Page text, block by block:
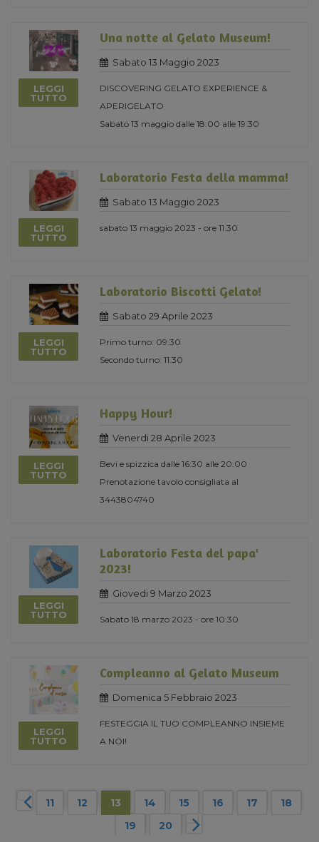
LEGGI
TUTTO
Una notte al Gelato Museum!
Sabato 13 Maggio 2023
DISCOVERING GELATO EXPERIENCE &
APERIGELATO
Sabato 13 maggio dalle 18:00 alle 19:30
LEGGI
TUTTO
Laboratorio Festa della mamma!
Sabato 13 Maggio 2023
sabato 13 maggio 2023 - ore 11.30
LEGGI
TUTTO
Laboratorio Biscotti Gelato!
Sabato 29 Aprile 2023
Primo turno: 09.30
Secondo turno: 11.30
LEGGI
TUTTO
Happy Hour!
Venerdi 28 Aprile 2023
Bevi e spizzica dalle 16:30 alle 20:00
Prenotazione tavolo consigliata al
3443804740
LEGGI
TUTTO
Laboratorio Festa del papa'
2023!
Giovedi 9 Marzo 2023
Sabato 18 marzo 2023 - ore 10:30
LEGGI
TUTTO
Compleanno al Gelato Museum
Domenica 5 Febbraio 2023
FESTEGGIA IL TUO COMPLEANNO INSIEME
A NOI!
11 12 13 14 15 16 17
18
19
20